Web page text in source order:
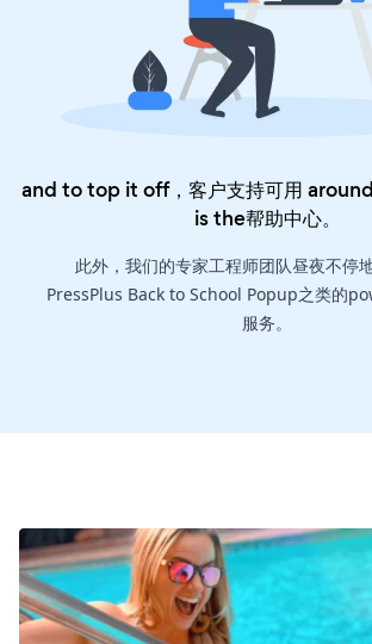
and to top it off，客户支持可用
is the帮助中心。
此外，我们的专家工程师团队昼夜不停
PressPlus Back to School Popup之类的
服务。